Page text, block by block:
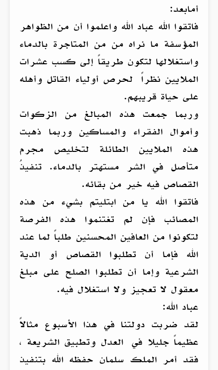
أمابعد:
فاتقوا الله عباد الله واعلموا أن من الظواهر
المؤسفة ما نراه من من المتاجرة بالدماء
واستغلالها لتكون طريقاً إلى كسب عشرات
الملايين نظراً لحرص أولياء القاتل وأهله
على حياة قريبهم.
وربما جمعت هذه المبالغ من الزكوات
وأموال الفقراء والمساكين وربما ذهبت
هذه الملايين الطائلة لتخليص مجرم
متأصل في الشر مستهتر بالدماء. تنفيذُ
القصاص فيه خير من بقائه.
فاتقوا الله يا من ابتليتم بشيء من هذه
المصائب فإن لم تغتنموا هذه الفرصة
لتكونوا من العافين المحسنين طلباً لما عند
الله فإما أن تطلبوا القصاص أو الدية
الشرعية وإما أن تطلبوا الصلح على مبلغ
معقول لا تعجيز ولا استغلال فيه.
عباد الله:
لقد ضربت دولتنا في هذا الأسبوع مثالاً
عظيماً جليلا في العدل وتطبيق الشريعة ،
فقد أمر الملك سلمان حفظه الله بتنفيذ